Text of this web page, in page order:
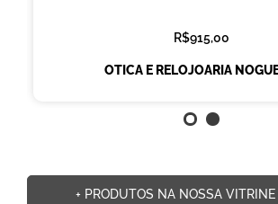
R$915,00
OTICA E RELOJOARIA
+ PRODUTOS NA NOSSA